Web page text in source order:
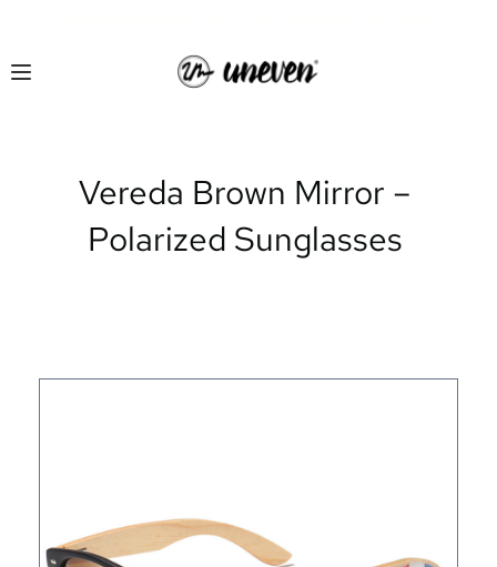
Vereda Brown Mirror –
Polarized Sunglasses